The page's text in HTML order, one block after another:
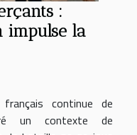
:
impulse la
français continue de
un contexte de